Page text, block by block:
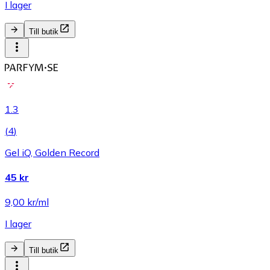
I lager
Till butik
1.3
(4)
Gel iQ, Golden Record
45 kr
9,00 kr/ml
I lager
Till butik